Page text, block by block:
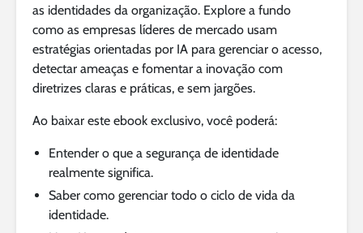
as identidades da organização. Explore a fundo
como as empresas líderes de mercado usam
estratégias orientadas por IA para gerenciar o acesso,
detectar ameaças e fomentar a inovação com
diretrizes claras e práticas, e sem jargões.
Ao baixar este ebook exclusivo, você poderá:
Entender o que a segurança de identidade
realmente significa.
Saber como gerenciar todo o ciclo de vida da
identidade.